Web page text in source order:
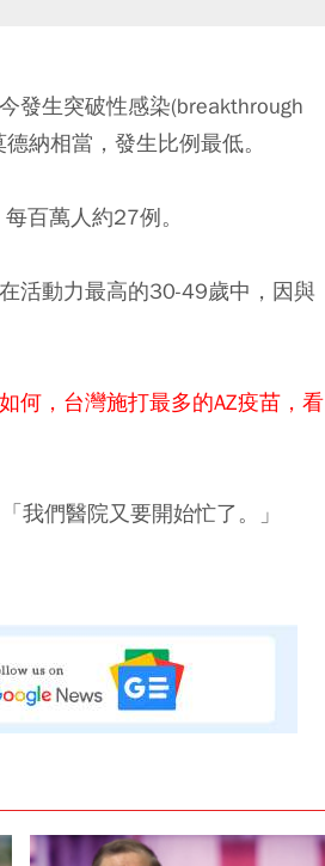
發生突破性感染(breakthrough
納相當，發生比例最低。
百萬人約27例。
活動力最高的30-49歲中，因與
何，台灣施打最多的AZ疫苗，看
我們醫院又要開始忙了。」